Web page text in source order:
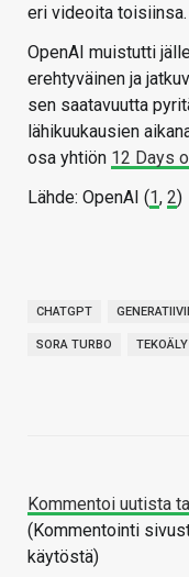
eri videoita toisiinsa.
OpenAI muistutti
erehtyväinen ja
sen saatavuutta
lähikuukausien
osa yhtiön 12 Days
Lähde: OpenAI (1, 2)
CHATGPT
SORA TURBO TEKOÄLY
Kommentoi uutista
(Kommentointi
käytöstä)